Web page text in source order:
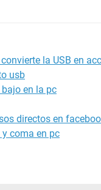
la USB en
usb
en la pc
directos en
coma en pc